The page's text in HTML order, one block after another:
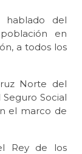
hablado del
en
a todos los
Norte del
Social
el marco de
Rey de los